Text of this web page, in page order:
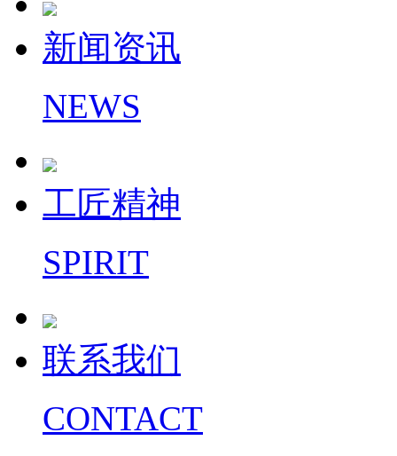
新闻资讯
NEWS
工匠精神
SPIRIT
联系我们
CONTACT